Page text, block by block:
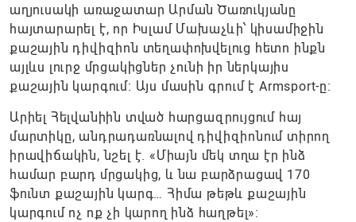
աղյուսակի առաջատար Արման Ծառուկյանը
հայտարարել է, որ Իսլամ Մախաչևի՝ կիսամիջին
քաշային դիվիզիոն տեղափոխվելուց հետո ինքն
այլևս լուրջ մրցակիցներ չունի իր ներկայիս
քաշային կարգում։ Այս մասին գրում է Armsport-ը։
Արիել Հելվանիին տված հարցազրույցում հայ
մարտիկը, անդրադառնալով դիվիզիոնում տիրող
իրավիճակին, նշել է. «Միայն մեկ տղա էր ինձ
համար բարդ մրցակից, և նա բարձրացավ 170
ֆունտ քաշային կարգ… Հիմա թեթև քաշային
կարգում ոչ ոք չի կարող ինձ հաղթել»։